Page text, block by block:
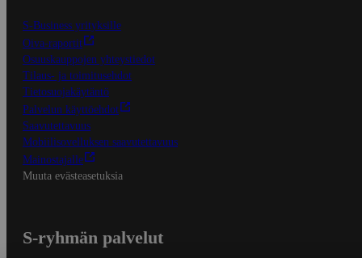
S-Business yrityksille
Oiva-raportit
Osuuskauppojen yhteystiedot
Tilaus- ja toimitusehdot
Tietosuojakäytäntö
Palvelun käyttöehdot
Saavutettavuus
Mobiilisovelluksen saavutettavuus
Mainostajalle
Muuta evästeasetuksia
S-ryhmän palvelut